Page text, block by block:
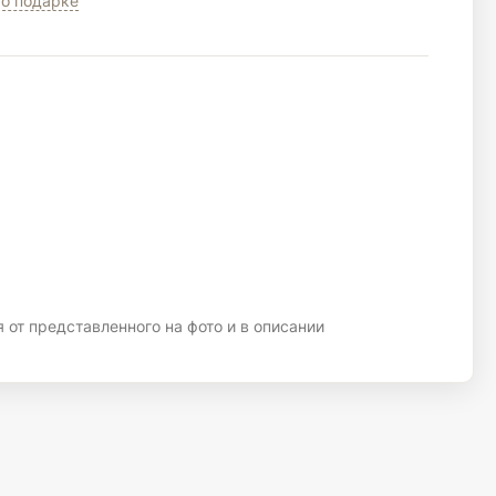
представленного на фото и в описании